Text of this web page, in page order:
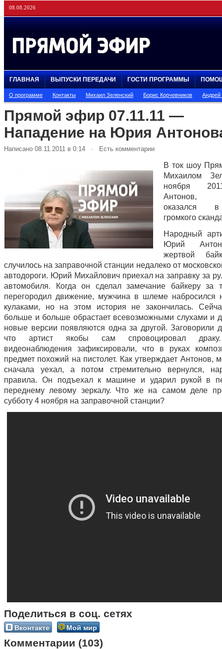
08.08.2026
ГЛАВНАЯ ВЫПУСКИ ПЕРЕДАЧИ ГОСТИ ПРОГРАММЫ
О программе Контакты Михаил Зеленский Борис Корчевников
Прямой эфир 07.11.11 —
Нападение на Юрия
Написано 08.11.2011 в 0:14 · Есть комментарии
В ток шоу
Михаилом
ноября
Антонов,
оказался
громкого
Народный
Юрий
жертвой
случилось на заправочной станции недалеко от
автодороги. Юрий Михайлович приехал на заправку за
автомобиля. Когда он сделал замечание байкеру за
перегородил движение, мужчина в шлеме набросился
кулаками, но на этом история не закончилась.
больше и больше обрастает всевозможными слухами и
новые версии появляются одна за другой. Заговорили
что артист якобы сам спровоцировал
видеонаблюдения зафиксировали, что в руках
предмет похожий на пистолет. Как утверждает Антонов,
сначала уехал, а потом стремительно вернулся,
правила. Он подъехал к машине и ударил рукой в
переднему левому зеркалу. Что же на самом деле
субботу 4 ноября на заправочной станции?
Поделиться в соц. сетях
Вконтакте Мой мир
Комментарии (103)